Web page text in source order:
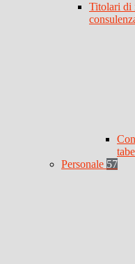
Titolari di
Personale 57